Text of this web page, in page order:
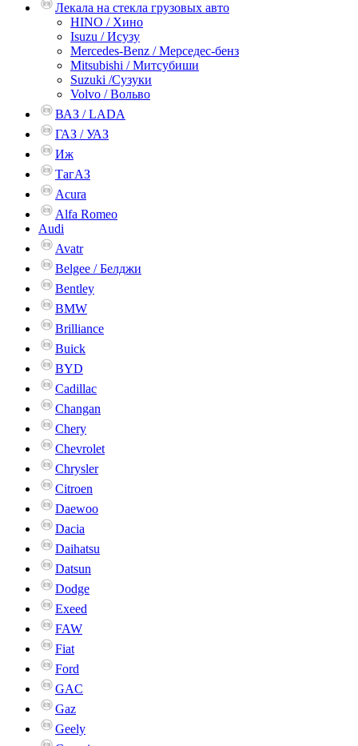
Лекала на стекла грузовых авто
HINO / Хино
Isuzu / Исузу
Mercedes-Benz / Мерседес-бенз
Mitsubishi / Митсубиши
Suzuki /Сузуки
Volvo / Вольво
ВАЗ / LADA
ГАЗ / УАЗ
Иж
ТагАЗ
Acura
Alfa Romeo
Audi
Avatr
Belgee / Белджи
Bentley
BMW
Brilliance
Buick
BYD
Cadillac
Changan
Chery
Chevrolet
Chrysler
Citroen
Daewoo
Dacia
Daihatsu
Datsun
Dodge
Exeed
FAW
Fiat
Ford
GAC
Gaz
Geely